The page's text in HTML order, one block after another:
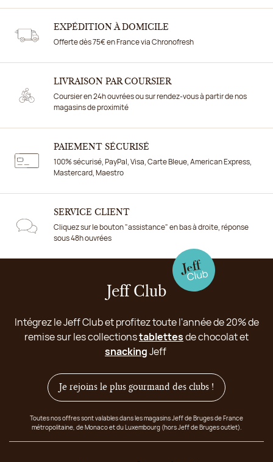
EXPÉDITION À DOMICILE
Offerte dès 75€ en France via Chronofresh
LIVRAISON PAR COURSIER
Coursier en 24h ouvrées ou sur rendez-vous à partir de nos
magasins de proximité
PAIEMENT SÉCURISÉ
100% sécurisé, PayPal, Visa, Carte Bleue, American Express,
Mastercard, Maestro
SERVICE CLIENT
Cliquez sur le bouton "assistance" en bas à droite, réponse
sous 48h ouvrées
Jeff Club
Intégrez le Jeff Club et profitez toute l'année de 20% de
remise sur les collectionstablettesde chocolat et
snackingJeff
Je rejoins le plus gourmand des clubs !
Toutes nos offres sont valables dans les magasins Jeff de Bruges de France
métropolitaine, de Monaco et du Luxembourg (hors Jeff de Bruges outlet).